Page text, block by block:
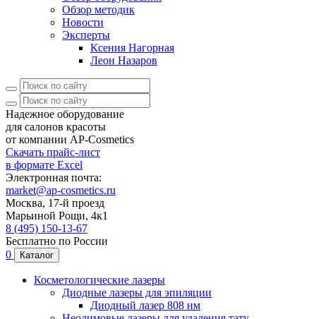
Обзор методик
Новости
Эксперты
Ксения Нагорная
Леон Назаров
Надежное оборудование
для салонов красоты
от компании AP-Cosmetics
Скачать прайс-лист
в формате Excel
Электронная почта:
market@ap-cosmetics.ru
Москва, 17-й проезд
Марьиной Рощи, 4к1
8 (495) 150-13-67
Бесплатно по России
0
Каталог
Косметологические лазеры
Диодные лазеры для эпиляции
Диодный лазер 808 нм